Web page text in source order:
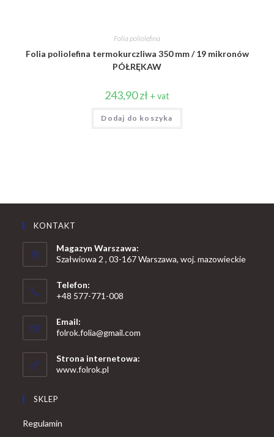
Folia poliolefina
Folia poliolefina termokurczliwa 350 mm / 19 mikronów
PÓŁRĘKAW
243,90zł + vat
Dodaj do koszyka
KONTAKT
Magazyn Warszawa:
Szałwiowa 2 , 03-167 Warszawa, woj. mazowieckie
Telefon:
+48 577-771-008
in
your
application
Email:
folrok.folia@gmail.com
Strona internetowa:
www.folrok.pl
SKLEP
Regulamin